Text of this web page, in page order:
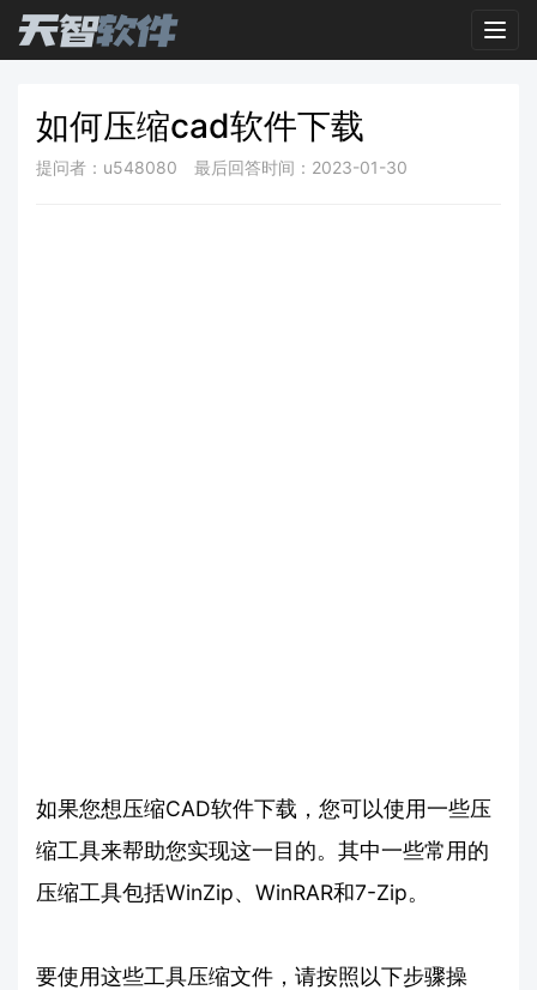
如何压缩cad软件下载
提问者：u548080 最后回答时间：2023-01-30
如果您想压缩CAD软件下载，您可以使用一些压
缩工具来帮助您实现这一目的。其中一些常用的
压缩工具包括WinZip、WinRAR和7-Zip。
要使用这些工具压缩文件，请按照以下步骤操